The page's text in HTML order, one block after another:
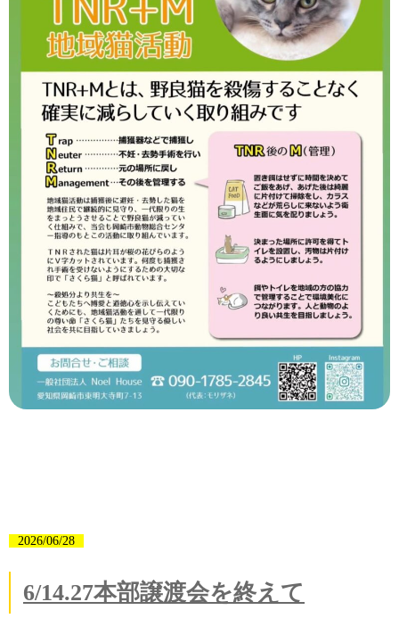
2026/06/28
6/14.27本部譲渡会を終えて